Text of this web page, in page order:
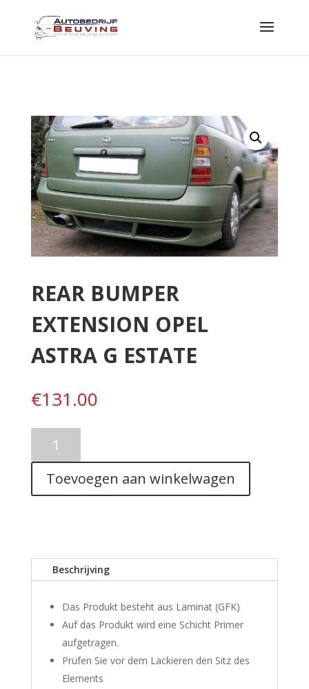
REAR BUMPER
EXTENSION OPEL
ASTRA G ESTATE
€131.00
BUMPER
EXTENSION
OPEL
ASTRA
Toevoegen aan winkelwagen
Beschrijving
Das Produkt besteht aus Laminat (GFK)
Auf das Produkt wird eine Schicht Primer
aufgetragen.
Prüfen Sie vor dem Lackieren den Sitz des
Elements